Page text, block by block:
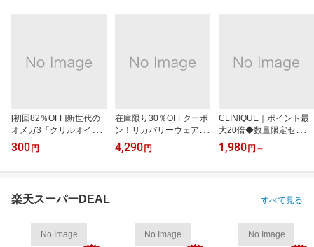
[初回82％OFF]新世代の
オメガ3「クリルオイ
ル」
300 円
在庫限り30％OFFクーポ
ン！リカバリーウェアRe
D
4,290 円
CLINIQUE｜ポイント最
大20倍◆数量限定セット
も
1,980 円 ～
楽天スーパーDEAL すべて見る
No Image No Image No Image